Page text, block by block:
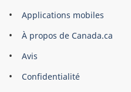
gouvernement
du
Canada
Applications mobiles
À propos de Canada.ca
Avis
Confidentialité